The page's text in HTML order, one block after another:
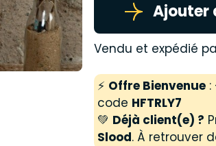
Ajouter
Vendu et expédié
⚡ Offre Bienvenue:
code HFTRLY7
💚 Déjà client(e) ?
Slood. À retrouver